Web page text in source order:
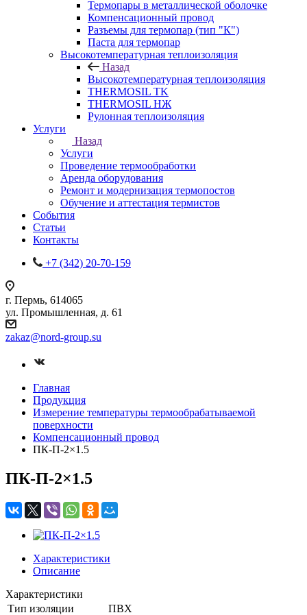
Термопары в металлической оболочке
Компенсационный провод
Разъемы для термопар (тип "К")
Паста для термопар
Высокотемпературная теплоизоляция
Назад
Высокотемпературная теплоизоляция
THERMOSIL TK
THERMOSIL НЖ
Рулонная теплоизоляция
Услуги
Назад
Услуги
Проведение термообработки
Аренда оборудования
Ремонт и модернизация термопостов
Обучение и аттестация термистов
События
Статьи
Контакты
+7 (342) 20-70-159
г. Пермь, 614065
ул. Промышленная, д. 61
zakaz@nord-group.su
Главная
Продукция
Измерение температуры термообрабатываемой
поверхности
Компенсационный провод
ПК-П-2×1.5
ПК-П-2×1.5
Характеристики
Описание
Характеристики
Тип изоляции
ПВХ